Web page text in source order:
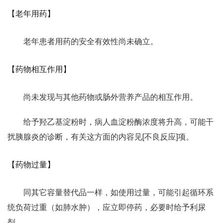
【老年用药】
老年患者用药的安全有效性尚未确立。
【药物相互作用】
尚未发现与其他药物或肠外营养产品的相互作用。
给予羟乙基淀粉时，病人血淀粉酶浓度将升高，可能干
扰胰腺炎的诊断，有关这方面的内容见[不良反应]项。
【药物过量】
同其它容量替代品一样，如使用过量，可能引起循环系
统负荷过重（如肺水肿），应立即停药，必要时给予利尿